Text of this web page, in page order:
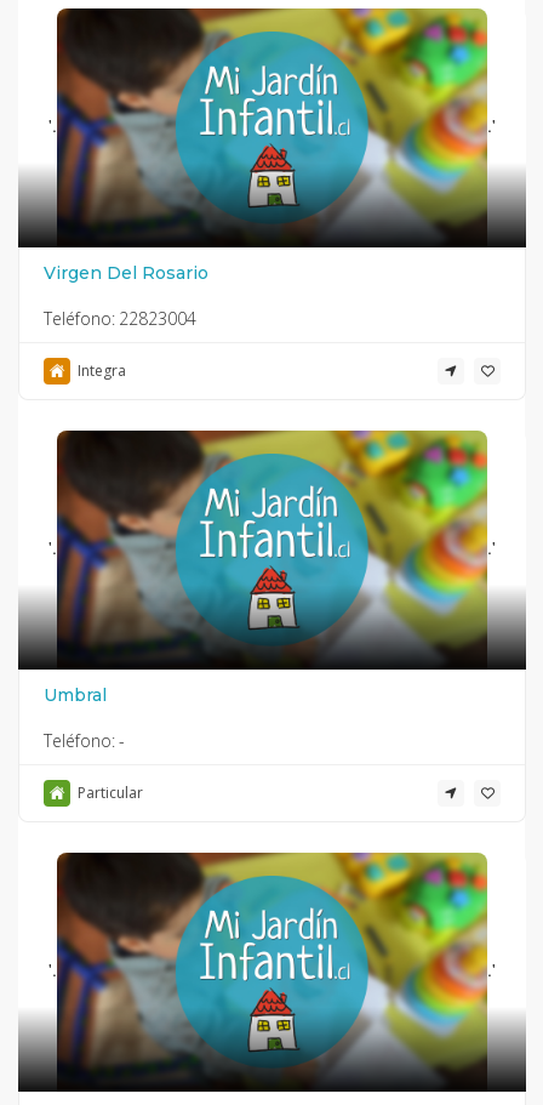
'. .'
Virgen Del Rosario
Teléfono: 22823004
Integra
'. .'
Umbral
Teléfono:-
Particular
'. .'